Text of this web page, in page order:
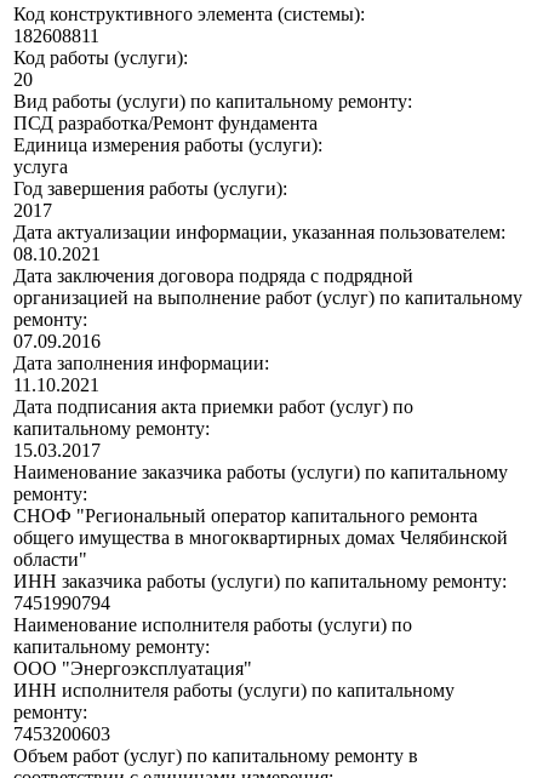
Код конструктивного элемента (системы):
182608811
Код работы (услуги):
20
Вид работы (услуги) по капитальному ремонту:
ПСД разработка/Ремонт фундамента
Единица измерения работы (услуги):
услуга
Год завершения работы (услуги):
2017
Дата актуализации информации, указанная пользователем:
08.10.2021
Дата заключения договора подряда с подрядной
организацией на выполнение работ (услуг) по капитальному
ремонту:
07.09.2016
Дата заполнения информации:
11.10.2021
Дата подписания акта приемки работ (услуг) по
капитальному ремонту:
15.03.2017
Наименование заказчика работы (услуги) по капитальному
ремонту:
СНОФ "Региональный оператор капитального ремонта
общего имущества в многоквартирных домах Челябинской
области"
ИНН заказчика работы (услуги) по капитальному ремонту:
7451990794
Наименование исполнителя работы (услуги) по
капитальному ремонту:
ООО "Энергоэксплуатация"
ИНН исполнителя работы (услуги) по капитальному
ремонту:
7453200603
Объем работ (услуг) по капитальному ремонту в